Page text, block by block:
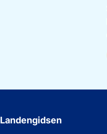
Landengidsen